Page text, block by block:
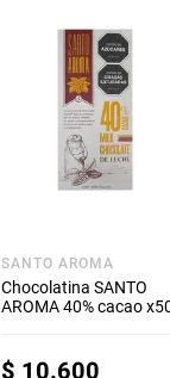
SANTO AROMA
Chocolatina SANTO
AROMA 40% cacao